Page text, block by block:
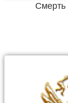
Смерть